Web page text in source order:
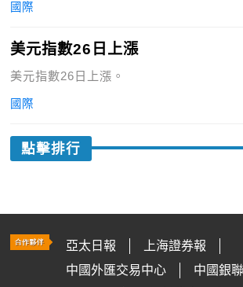
國際
美元指數26日上漲
美元指數26日上漲。
國際
點擊排行
亞太日報
上海證券報
中國外匯交易中心
中國銀聯